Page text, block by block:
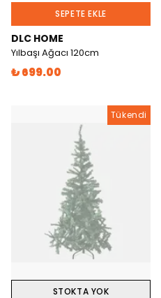
SEPETE EKLE
DLC HOME
Yılbaşı Ağacı 120cm
₺ 699.00
Tükendi
STOKTA YOK